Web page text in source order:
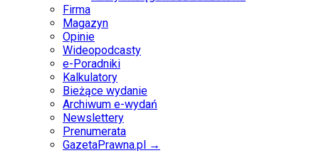
Firma
Magazyn
Opinie
Wideopodcasty
e-Poradniki
Kalkulatory
Bieżące wydanie
Archiwum e-wydań
Newslettery
Prenumerata
GazetaPrawna.pl →